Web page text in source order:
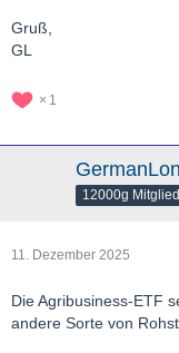
Gruß,
GL
1
12000g Mitglied
11. Dezember 2025
Die Agribusiness-ETF
andere Sorte von